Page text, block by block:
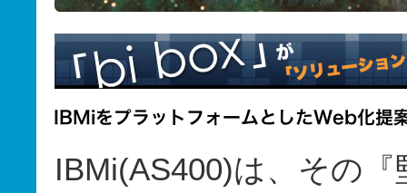
IBMi(AS400)は、その